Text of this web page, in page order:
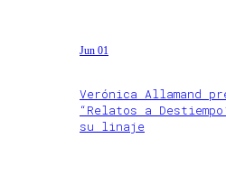
Jun 01
Verónica Allamand
“Relatos a
su linaje